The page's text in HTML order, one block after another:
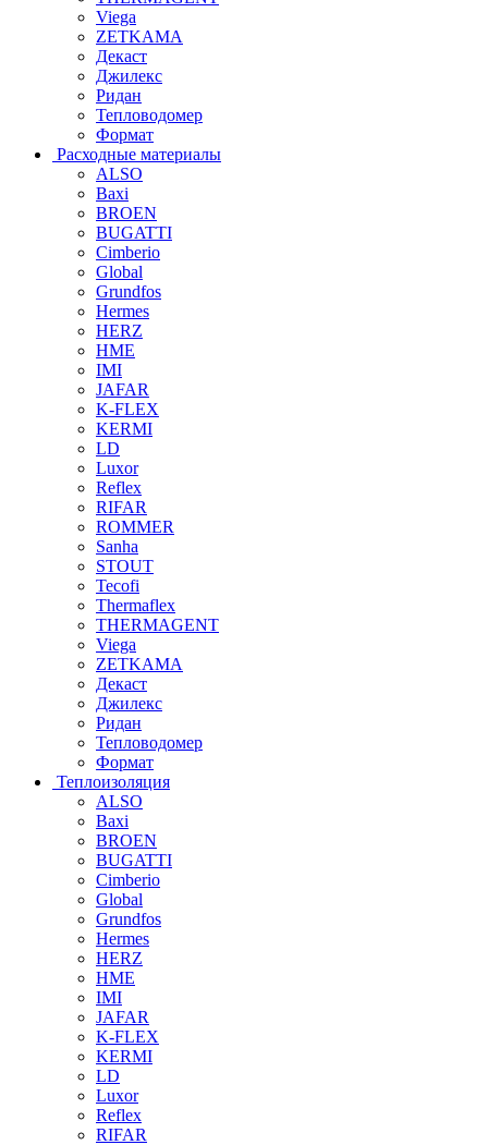
Viega
ZETKAMA
Декаст
Джилекс
Ридан
Тепловодомер
Формат
Расходные материалы
ALSO
Baxi
BROEN
BUGATTI
Cimberio
Global
Grundfos
Hermes
HERZ
HME
IMI
JAFAR
K-FLEX
KERMI
LD
Luxor
Reflex
RIFAR
ROMMER
Sanha
STOUT
Tecofi
Thermaflex
THERMAGENT
Viega
ZETKAMA
Декаст
Джилекс
Ридан
Тепловодомер
Формат
Теплоизоляция
ALSO
Baxi
BROEN
BUGATTI
Cimberio
Global
Grundfos
Hermes
HERZ
HME
IMI
JAFAR
K-FLEX
KERMI
LD
Luxor
Reflex
RIFAR